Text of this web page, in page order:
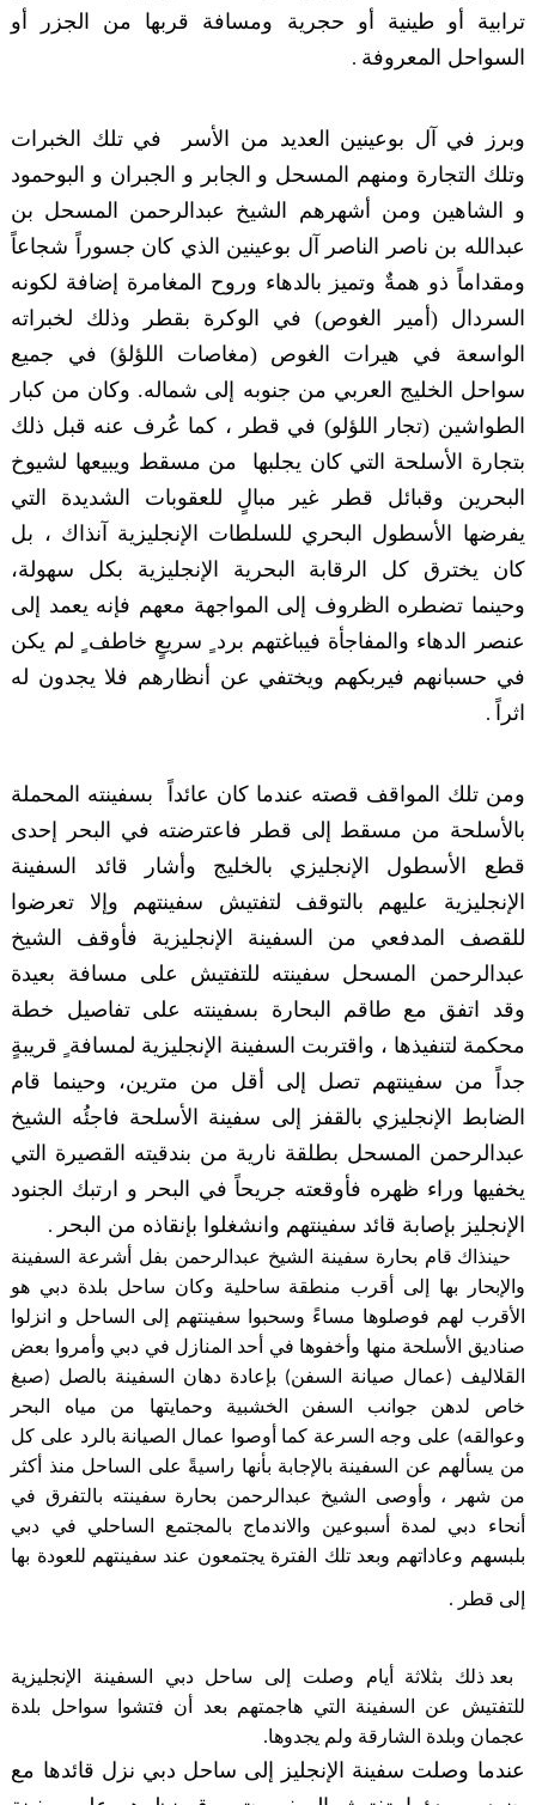
ترابية أو طينية أو حجرية ومسافة قربها من الجزر أو
السواحل المعروفة .
وبرز في آل بوعينين العديد من الأسر في تلك الخبرات
وتلك التجارة ومنهم المسحل و الجابر و الجبران و البوحمود
و الشاهين ومن أشهرهم الشيخ عبدالرحمن المسحل بن
عبدالله بن ناصر الناصر آل بوعينين الذي كان جسوراً شجاعاً
ومقداماً ذو همةٌ وتميز بالدهاء وروح المغامرة إضافة لكونه
السردال (أمير الغوص) في الوكرة بقطر وذلك لخبراته
الواسعة في هيرات الغوص (مغاصات اللؤلؤ) في جميع
سواحل الخليج العربي من جنوبه إلى شماله. وكان من كبار
الطواشين (تجار اللؤلو) في قطر ، كما عُرف عنه قبل ذلك
بتجارة الأسلحة التي كان يجلبها من مسقط ويبيعها لشيوخ
البحرين وقبائل قطر غير مبالٍ للعقوبات الشديدة التي
يفرضها الأسطول البحري للسلطات الإنجليزية آنذاك ، بل
كان يخترق كل الرقابة البحرية الإنجليزية بكل سهولة،
وحينما تضطره الظروف إلى المواجهة معهم فإنه يعمد إلى
عنصر الدهاء والمفاجأة فيباغتهم برد ٍ سريعٍ خاطف ٍ لم يكن
في حسبانهم فيربكهم ويختفي عن أنظارهم فلا يجدون له
اثراً
.
ومن تلك المواقف قصته عندما كان عائداً بسفينته المحملة
بالأسلحة من مسقط إلى قطر فاعترضته في البحر إحدى
قطع الأسطول الإنجليزي بالخليج وأشار قائد السفينة
الإنجليزية عليهم بالتوقف لتفتيش سفينتهم وإلا تعرضوا
للقصف المدفعي من السفينة الإنجليزية فأوقف الشيخ
عبدالرحمن المسحل سفينته للتفتيش على مسافة بعيدة
وقد اتفق مع طاقم البحارة بسفينته على تفاصيل خطة
محكمة لتنفيذها ، واقتربت السفينة الإنجليزية لمسافة ٍ قريبةٍ
جداً من سفينتهم تصل إلى أقل من مترين، وحينما قام
الضابط الإنجليزي بالقفز إلى سفينة الأسلحة فاجئُه الشيخ
عبدالرحمن المسحل بطلقة نارية من بندقيته القصيرة التي
يخفيها وراء ظهره فأوقعته جريحاً في البحر و ارتبك الجنود
الإنجليز بإصابة قائد سفينتهم وانشغلوا بإنقاذه من البحر
.
حينذاك قام بحارة سفينة الشيخ عبدالرحمن بفل أشرعة السفينة
والإبحار بها إلى أقرب منطقة ساحلية وكان ساحل بلدة دبي هو
الأقرب لهم فوصلوها مساءً وسحبوا سفينتهم إلى الساحل و انزلوا
صناديق الأسلحة منها وأخفوها في أحد المنازل في دبي وأمروا بعض
القلاليف (عمال صيانة السفن) بإعادة دهان السفينة بالصل (صبغ
خاص لدهن جوانب السفن الخشبية وحمايتها من مياه البحر
وعوالقه) على وجه السرعة كما أوصوا عمال الصيانة بالرد على كل
من يسألهم عن السفينة بالإجابة بأنها راسيةً على الساحل منذ أكثر
من شهر ، وأوصى الشيخ عبدالرحمن بحارة سفينته بالتفرق في
أنحاء دبي لمدة أسبوعين والاندماج بالمجتمع الساحلي في دبي
بلبسهم وعاداتهم وبعد تلك الفترة يجتمعون عند سفينتهم للعودة بها
إلى قطر .
بعد ذلك بثلاثة أيام وصلت إلى ساحل دبي السفينة الإنجليزية
للتفتيش عن السفينة التي هاجمتهم بعد أن فتشوا سواحل بلدة
عجمان وبلدة الشارقة ولم يجدوها.
عندما وصلت سفينة الإنجليز إلى ساحل دبي نزل قائدها مع